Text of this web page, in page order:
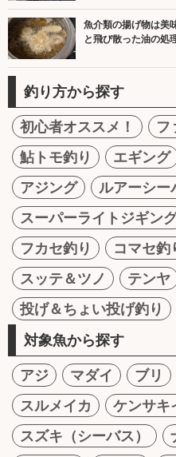
魚介類の揚げ物は美
と飛び散った油の処
釣り方から探す
初心者オススメ！
フ
鮎トモ釣り
エギング
アジング
ルアーシー
スーパーライトジギン
フカセ釣り
コマセ釣
スッテ＆ツノ
テンヤ
投げ＆ちょい投げ釣り
対象魚から探す
アジ マダイ ブリ
スルメイカ
ケンサキ
スズキ（シーバス）